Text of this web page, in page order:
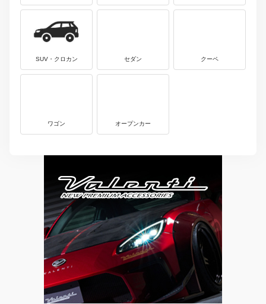
SUV・クロカン セダン クーペ
ワゴン オープンカー